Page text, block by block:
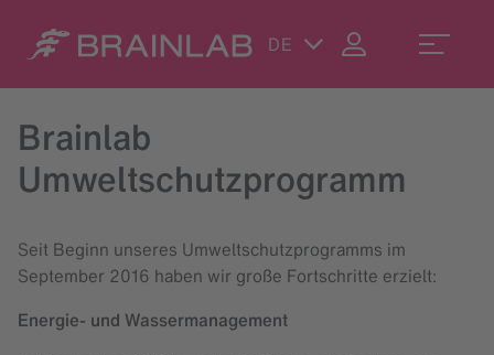
DE
Brainlab
Umweltschutzprogramm
Seit Beginn unseres Umweltschutzprogramms im
September 2016 haben wir große Fortschritte erzielt:
Energie- und Wassermanagement